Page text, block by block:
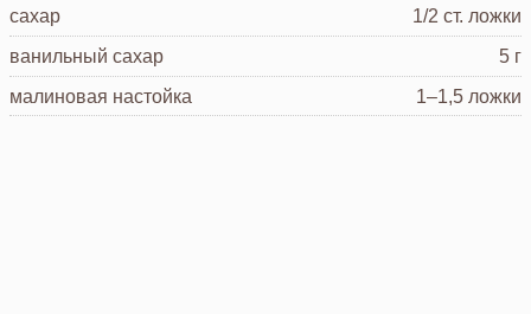
сахар
1/2 ст. ложки
ванильный сахар
5 г
малиновая настойка
1–1,5 ложки